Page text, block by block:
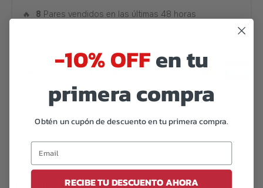
🔥 8 Pares vendidos en las últimas 48 horas
Código de barras:
-10% OFFen tu
primera compra
Obtén un cupón de descuento en tu primera compra.
RECIBE TU DESCUENTO AHORA